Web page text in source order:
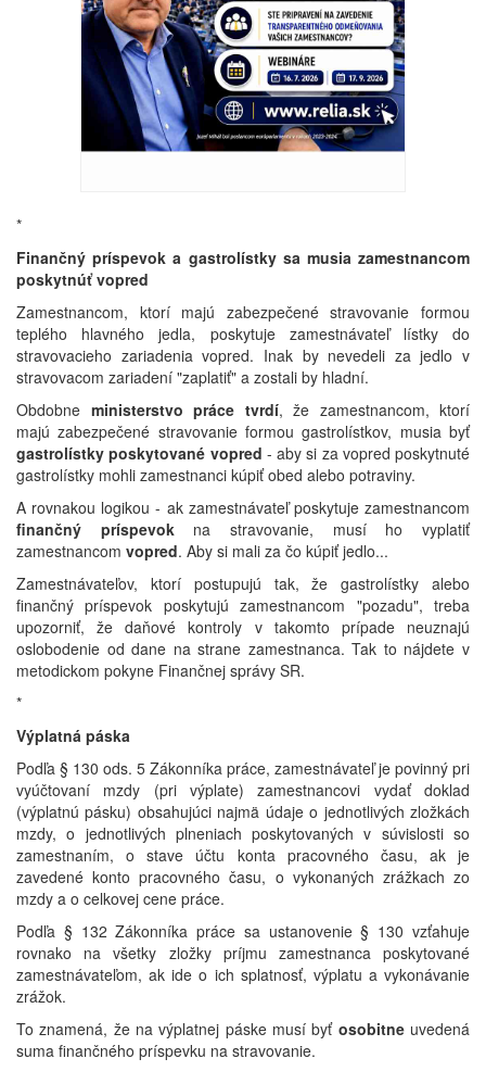
*
Finančný príspevok a gastrolístky sa musia zamestnancom
poskytnúť vopred
Zamestnancom, ktorí majú zabezpečené stravovanie formou
teplého hlavného jedla, poskytuje zamestnávateľ lístky do
stravovacieho zariadenia vopred. Inak by nevedeli za jedlo v
stravovacom zariadení "zaplatiť" a zostali by hladní.
Obdobne ministerstvo práce tvrdí, že zamestnancom, ktorí
majú zabezpečené stravovanie formou gastrolístkov, musia byť
gastrolístky poskytované vopred - aby si za vopred poskytnuté
gastrolístky mohli zamestnanci kúpiť obed alebo potraviny.
A rovnakou logikou - ak zamestnávateľ poskytuje zamestnancom
finančný príspevokna stravovanie, musí ho vyplatiť
zamestnancom vopred. Aby si mali za čo kúpiť jedlo...
Zamestnávateľov, ktorí postupujú tak, že gastrolístky alebo
finančný príspevok poskytujú zamestnancom "pozadu", treba
upozorniť, že daňové kontroly v takomto prípade neuznajú
oslobodenie od dane na strane zamestnanca. Tak to nájdete v
metodickom pokyne Finančnej správy SR.
*
Výplatná páska
Podľa § 130 ods. 5 Zákonníka práce, zamestnávateľ je povinný pri
vyúčtovaní mzdy (pri výplate) zamestnancovi vydať doklad
(výplatnú pásku) obsahujúci najmä údaje o jednotlivých zložkách
mzdy, o jednotlivých plneniach poskytovaných v súvislosti so
zamestnaním, o stave účtu konta pracovného času, ak je
zavedené konto pracovného času, o vykonaných zrážkach zo
mzdy a o celkovej cene práce.
Podľa § 132 Zákonníka práce sa ustanovenie § 130 vzťahuje
rovnako na všetky zložky príjmu zamestnanca poskytované
zamestnávateľom, ak ide o ich splatnosť, výplatu a vykonávanie
zrážok.
To znamená, že na výplatnej páske musí byť osobitneuvedená
suma finančného príspevku na stravovanie.